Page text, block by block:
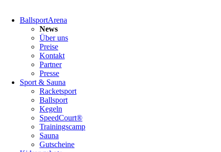
überspringenBallsportArena
News
Über uns
Preise
Kontakt
Partner
Presse
Sport & Sauna
Racketsport
Ballsport
Kegeln
SpeedCourt®
Trainingscamp
Sauna
Gutscheine